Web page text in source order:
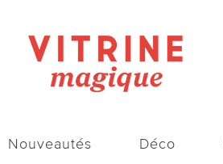
Nouveautés Déco